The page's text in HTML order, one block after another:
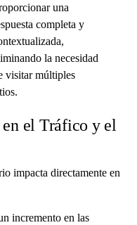
una
completa y
la necesidad
visitar múltiples
el Tráfico y el
impacta directamente en
incremento en las